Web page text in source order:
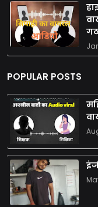
POPULAR POSTS